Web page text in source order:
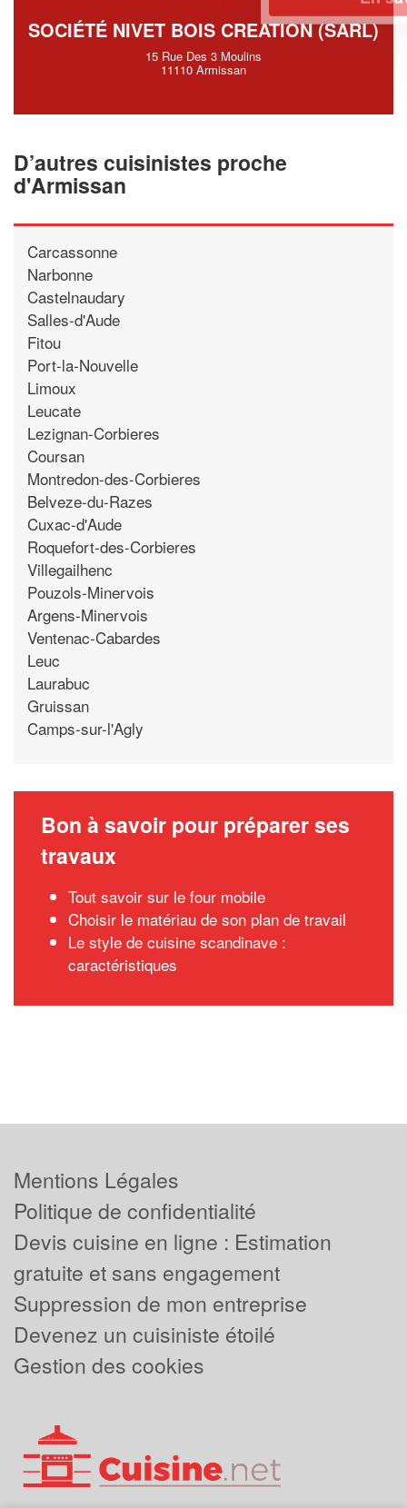
SOCIÉTÉ NIVET BOIS CREATION (SARL)
15 Rue Des 3 Moulins
11110 Armissan
D’autres cuisinistes proche
d'Armissan
Carcassonne
Narbonne
Castelnaudary
Salles-d'Aude
Fitou
Port-la-Nouvelle
Limoux
Leucate
Lezignan-Corbieres
Coursan
Montredon-des-Corbieres
Belveze-du-Razes
Cuxac-d'Aude
Roquefort-des-Corbieres
Villegailhenc
Pouzols-Minervois
Argens-Minervois
Ventenac-Cabardes
Leuc
Laurabuc
Gruissan
Camps-sur-l'Agly
Bon à savoir pour préparer ses
travaux
Tout savoir sur le four mobile
Choisir le matériau de son plan de travail
Le style de cuisine scandinave :
caractéristiques
Mentions Légales
Politique de confidentialité
Devis cuisine en ligne : Estimation
gratuite et sans engagement
Suppression de mon entreprise
Devenez un cuisiniste étoilé
Gestion des cookies